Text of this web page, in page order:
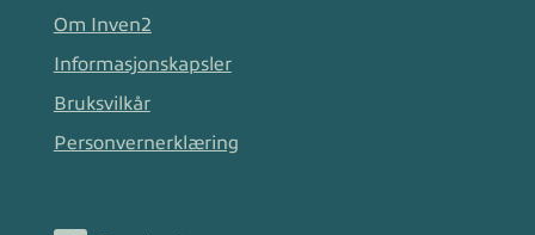
Om Inven2
Informasjonskapsler
Bruksvilkår
Personvernerklæring